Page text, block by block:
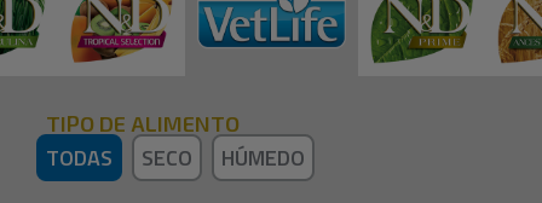
TIPO DE ALIMENTO
TODAS SECO HÚMEDO